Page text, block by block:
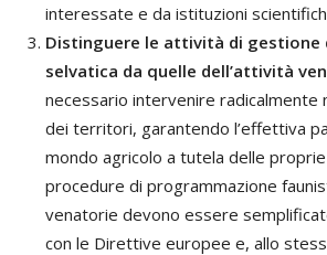
interessate e da istituzioni
Distinguere le attività di gestione
selvatica da quelle dell’attività
necessario intervenire radicalmente
dei territori, garantendo l’effettiva
mondo agricolo a tutela delle
procedure di programmazione
venatorie devono essere
con le Direttive europee e, allo